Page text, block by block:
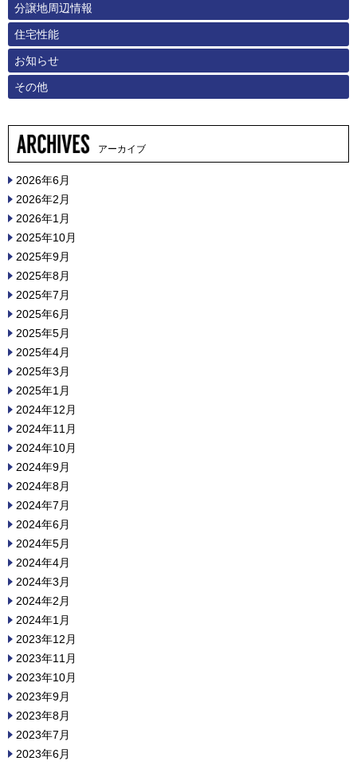
分譲地周辺情報
住宅性能
お知らせ
その他
アーカイブ
2026年6月
2026年2月
2026年1月
2025年10月
2025年9月
2025年8月
2025年7月
2025年6月
2025年5月
2025年4月
2025年3月
2025年1月
2024年12月
2024年11月
2024年10月
2024年9月
2024年8月
2024年7月
2024年6月
2024年5月
2024年4月
2024年3月
2024年2月
2024年1月
2023年12月
2023年11月
2023年10月
2023年9月
2023年8月
2023年7月
2023年6月